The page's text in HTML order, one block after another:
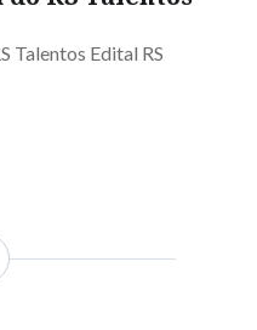
Talentos Edital RS